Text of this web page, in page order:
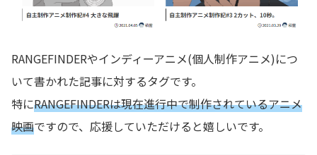
RANGEFINDERやインディーアニメ(個人制作アニメ)につ
いて書かれた記事に対するタグです。
特にRANGEFINDERは現在進行中で制作されているアニメ
映画ですので、応援していただけると嬉しいです。